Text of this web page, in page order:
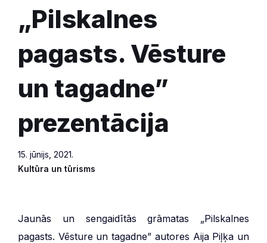
„Pilskalnes
pagasts. Vēsture
un tagadne”
prezentācija
15. jūnijs, 2021.
Kultūra un tūrisms
Jaunās un sengaidītās grāmatas „Pilskalnes
pagasts. Vēsture un tagadne” autores Aija Piļķa un